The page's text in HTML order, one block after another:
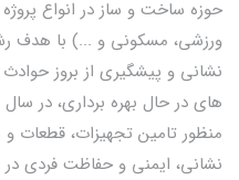
حوزه ساخت و ساز در انواع
ورزشی، مسکونی و ...) با هدف
نشانی و پیشگیری از بروز
منظور تامین تجهیزات، قطعات
نشانی، ایمنی و حفاظت فردی